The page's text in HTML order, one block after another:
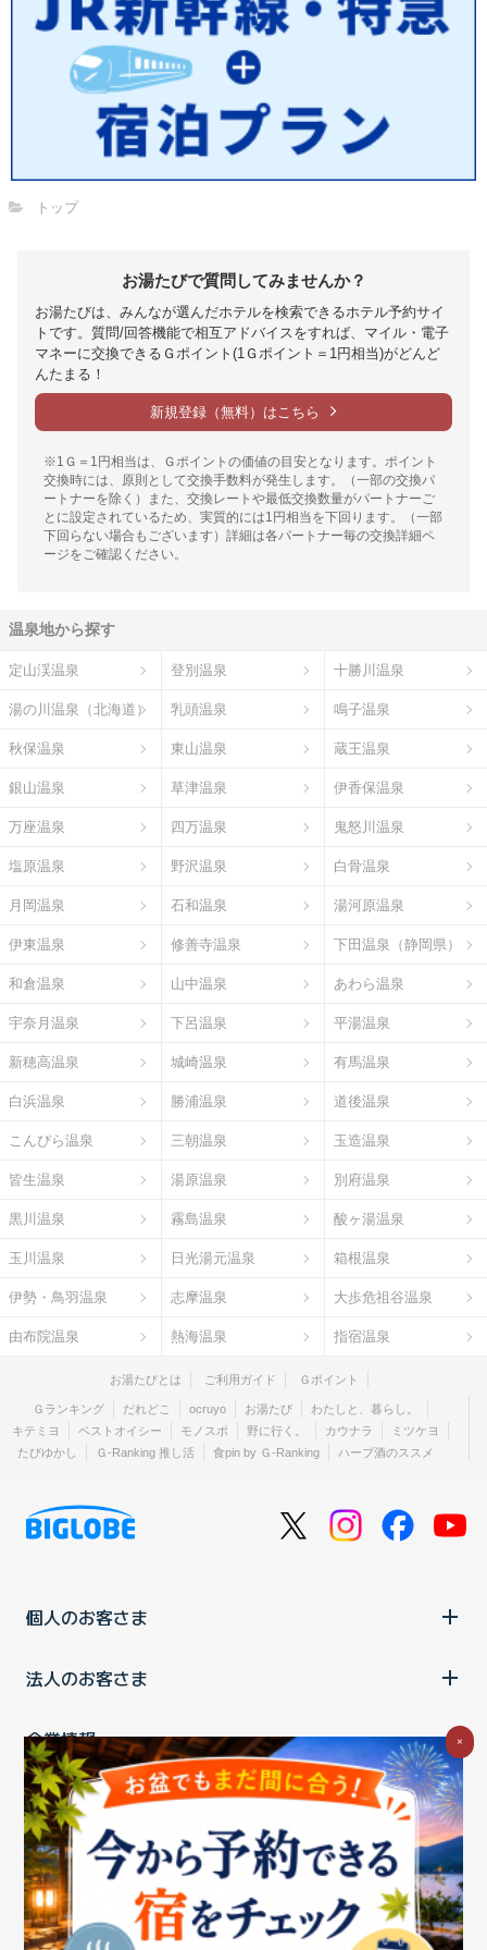
トップ
お湯たびで質問してみませんか？
お湯たびは、みんなが選んだホテルを検索できるホテル予約サイ
トです。質問/回答機能で相互アドバイスをすれば、マイル・電子
マネーに交換できるＧポイント(1Ｇポイント＝1円相当)がどんど
んたまる！
新規登録（無料）はこちら
※1Ｇ＝1円相当は、Ｇポイントの価値の目安となります。ポイント
交換時には、原則として交換手数料が発生します。（一部の交換パ
ートナーを除く）また、交換レートや最低交換数量がパートナーご
とに設定されているため、実質的には1円相当を下回ります。（一部
下回らない場合もございます）詳細は各パートナー毎の交換詳細ペ
ージをご確認ください。
温泉地から探す
定山渓温泉 登別温泉 十勝川温泉
湯の川温泉（北海道） 乳頭温泉 鳴子温泉
秋保温泉 東山温泉 蔵王温泉
銀山温泉 草津温泉 伊香保温泉
万座温泉 四万温泉 鬼怒川温泉
塩原温泉 野沢温泉 白骨温泉
月岡温泉 石和温泉 湯河原温泉
伊東温泉 修善寺温泉 下田温泉（静岡県）
和倉温泉 山中温泉 あわら温泉
宇奈月温泉 下呂温泉 平湯温泉
新穂高温泉 城崎温泉 有馬温泉
白浜温泉 勝浦温泉 道後温泉
こんぴら温泉 三朝温泉 玉造温泉
皆生温泉 湯原温泉 別府温泉
黒川温泉 霧島温泉 酸ヶ湯温泉
玉川温泉 日光湯元温泉 箱根温泉
伊勢・鳥羽温泉 志摩温泉 大歩危祖谷温泉
由布院温泉 熱海温泉 指宿温泉
お湯たびとは ご利用ガイド Ｇポイント
Ｇランキング だれどこ ocruyo お湯たび
わたしと、暮らし。
キテミヨ
ベストオイシー モノスポ 野に行く。 カウナラ
ミツケヨ
たびゆかし
Ｇ-Ranking 推し活 食pin by Ｇ-Ranking ハーブ酒のススメ
個人のお客さま
法人のお客さま
企業情報
ご利用中の方
お問い合わせ消費税の表示 ウェブアクセシビリティの取り組み
個人情報保護ポリシープライバシーポータル
Cookieポリシー
特定商取引法に基づく表記情報セキュリティ基本方針
商標についてBIGLOBEトップ
×